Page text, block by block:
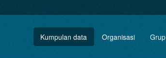
Kumpulan data Organisasi Grup